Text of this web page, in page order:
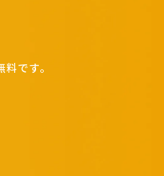
です。